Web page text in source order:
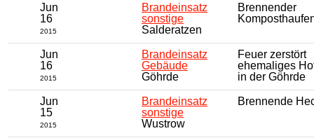
Jun
16
2015
Brandeinsatz
sonstige
Salderatzen
Brennender
Jun
16
2015
Brandeinsatz
Gebäude
Göhrde
Feuer zerstört
ehemaliges
in der Göhrde
Jun
15
2015
Brandeinsatz
sonstige
Wustrow
Brennende